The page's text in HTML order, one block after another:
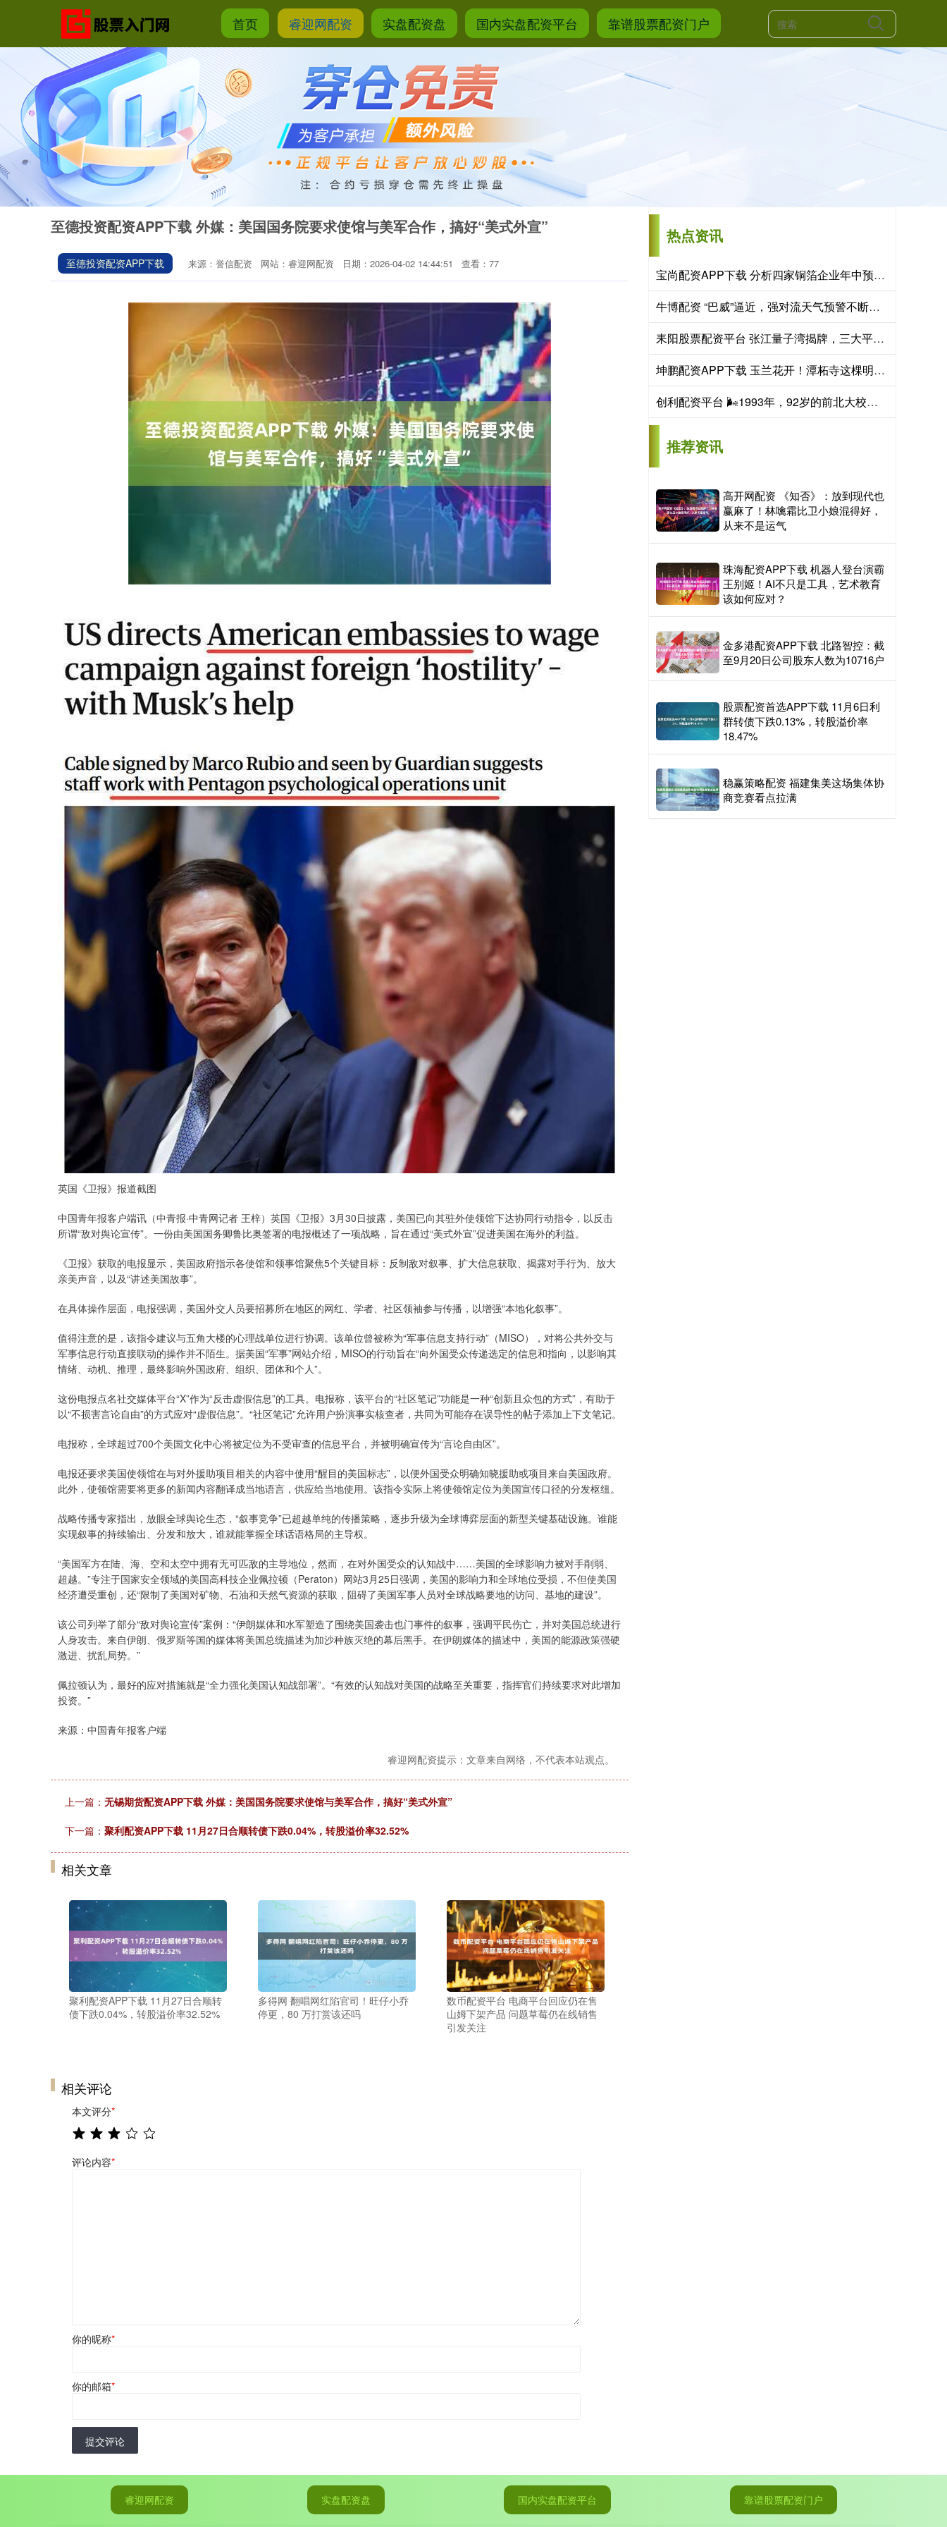
首页 睿迎网配资 实盘配资盘 国内实盘配资平台 靠谱股票配资门户
至德投资配资APP下载 外媒：美国国务院要求使馆与美军合作，搞好“美式外宣”
至德投资配资APP下载 来源：誉信配资 网站：睿迎网配资 日期：2026-04-02 14:44:51 查看：77
英国《卫报》报道截图
中国青年报客户端讯（中青报·中青网记者 王梓）英国《卫报》3月30日披露，美国已向其驻外使领馆下达协同行动指令，以反击
所谓“敌对舆论宣传”。一份由美国国务卿鲁比奥签署的电报概述了一项战略，旨在通过“美式外宣”促进美国在海外的利益。
《卫报》获取的电报显示，美国政府指示各使馆和领事馆聚焦5个关键目标：反制敌对叙事、扩大信息获取、揭露对手行为、放大
亲美声音，以及“讲述美国故事”。
在具体操作层面，电报强调，美国外交人员要招募所在地区的网红、学者、社区领袖参与传播，以增强“本地化叙事”。
值得注意的是，该指令建议与五角大楼的心理战单位进行协调。该单位曾被称为“军事信息支持行动”（MISO），对将公共外交与
军事信息行动直接联动的操作并不陌生。据美国“军事”网站介绍，MISO的行动旨在“向外国受众传递选定的信息和指向，以影响其
情绪、动机、推理，最终影响外国政府、组织、团体和个人”。
这份电报点名社交媒体平台“X”作为“反击虚假信息”的工具。电报称，该平台的“社区笔记”功能是一种“创新且众包的方式”，有助于
以“不损害言论自由”的方式应对“虚假信息”。“社区笔记”允许用户扮演事实核查者，共同为可能存在误导性的帖子添加上下文笔记。
电报称，全球超过700个美国文化中心将被定位为不受审查的信息平台，并被明确宣传为“言论自由区”。
电报还要求美国使领馆在与对外援助项目相关的内容中使用“醒目的美国标志”，以便外国受众明确知晓援助或项目来自美国政府。
此外，使领馆需要将更多的新闻内容翻译成当地语言，供应给当地使用。该指令实际上将使领馆定位为美国宣传口径的分发枢纽。
战略传播专家指出，放眼全球舆论生态，“叙事竞争”已超越单纯的传播策略，逐步升级为全球博弈层面的新型关键基础设施。谁能
实现叙事的持续输出、分发和放大，谁就能掌握全球话语格局的主导权。
“美国军方在陆、海、空和太空中拥有无可匹敌的主导地位，然而，在对外国受众的认知战中……美国的全球影响力被对手削弱、
超越。”专注于国家安全领域的美国高科技企业佩拉顿（Peraton）网站3月25日强调，美国的影响力和全球地位受损，不但使美国
经济遭受重创，还“限制了美国对矿物、石油和天然气资源的获取，阻碍了美国军事人员对全球战略要地的访问、基地的建设”。
该公司列举了部分“敌对舆论宣传”案例：“伊朗媒体和水军塑造了围绕美国袭击也门事件的叙事，强调平民伤亡，并对美国总统进行
人身攻击。来自伊朗、俄罗斯等国的媒体将美国总统描述为加沙种族灭绝的幕后黑手。在伊朗媒体的描述中，美国的能源政策强硬
激进、扰乱局势。”
佩拉顿认为，最好的应对措施就是“全力强化美国认知战部署”。“有效的认知战对美国的战略至关重要，指挥官们持续要求对此增加
投资。”
来源：中国青年报客户端
睿迎网配资提示：文章来自网络，不代表本站观点。
上一篇： 无锡期货配资APP下载 外媒：美国国务院要求使馆与美军合作，搞好“美式外宣”
下一篇： 聚利配资APP下载 11月27日合顺转债下跌0.04%，转股溢价率32.52%
相关文章
聚利配资APP下载 11月27日合顺转
债下跌0.04%，转股溢价率32.52%
多得网 翻唱网红陷官司！旺仔小乔
停更，80 万打赏该还吗
数币配资平台 电商平台回应仍在售
山姆下架产品 问题草莓仍在线销售
引发关注
相关评论
本文评分*
评论内容*
你的昵称*
你的邮箱*
提交评论
热点资讯
宝尚配资APP下载 分析四家铜箔企业年中预告：全面盈利但资本偏好PCB铜箔
牛博配资 “巴威”逼近，强对流天气预警不断！多个热门地标文旅活动公布最新调整
耒阳股票配资平台 张江量子湾揭牌，三大平台将提供科技创新重要支撑
坤鹏配资APP下载 玉兰花开！潭柘寺这棵明代玉兰 错过等一年
创利配资平台 🌬1993年，92岁的前北大校长周培源晨练回家后，对着妻子说：“我
推荐资讯
高开网配资 《知否》：放到现代也
赢麻了！林噙霜比卫小娘混得好，
从来不是运气
珠海配资APP下载 机器人登台演霸
王别姬！AI不只是工具，艺术教育
该如何应对？
金多港配资APP下载 北路智控：截
至9月20日公司股东人数为10716户
股票配资首选APP下载 11月6日利
群转债下跌0.13%，转股溢价率
18.47%
稳赢策略配资 福建集美这场集体协
商竞赛看点拉满
睿迎网配资 实盘配资盘 国内实盘配资平台 靠谱股票配资门户